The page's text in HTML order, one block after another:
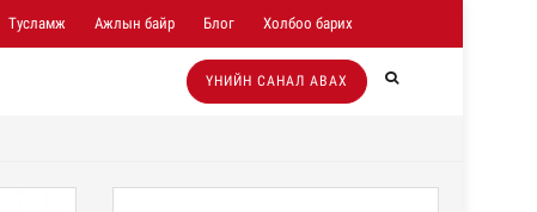
Тусламж Ажлын байр Блог Холбоо барих
ҮНИЙН САНАЛ АВАХ